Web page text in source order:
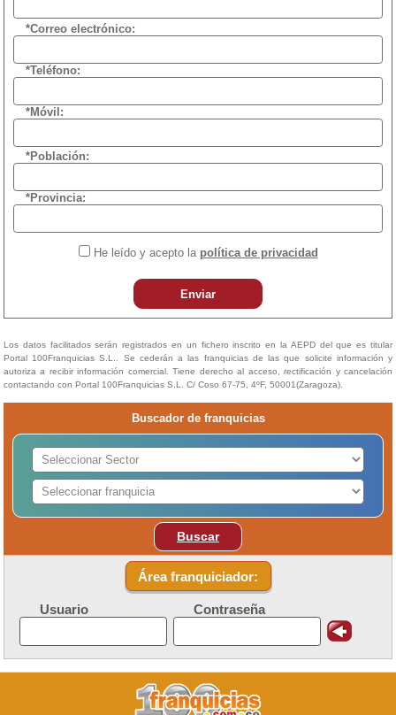
*Correo electrónico:
*Teléfono:
*Móvil:
*Población:
*Provincia:
He leído y acepto la política de privacidad
Enviar
Los datos facilitados serán registrados en un fichero inscrito en la AEPD del que es titular
Portal 100Franquicias S.L.. Se cederán a las franquicias de las que solicite información y
autoriza a recibir información comercial. Tiene derecho al acceso, rectificación y cancelación
contactando con Portal 100Franquicias S.L. C/ Coso 67-75, 4ºF, 50001(Zaragoza).
Buscador de franquicias
Buscar
Área franquiciador:
Usuario Contraseña